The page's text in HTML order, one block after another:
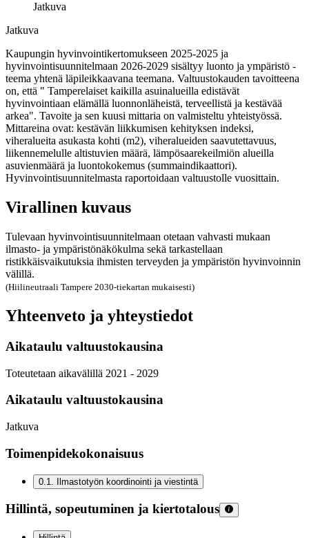
Jatkuva
Jatkuva
Kaupungin hyvinvointikertomukseen 2025-2025 ja
hyvinvointisuunnitelmaan 2026-2029 sisältyy luonto ja ympäristö -
teema yhtenä läpileikkaavana teemana. Valtuustokauden tavoitteena
on, että " Tamperelaiset kaikilla asuinalueilla edistävät
hyvinvointiaan elämällä luonnonläheistä, terveellistä ja kestävää
arkea". Tavoite ja sen kuusi mittaria on valmisteltu yhteistyössä.
Mittareina ovat: kestävän liikkumisen kehityksen indeksi,
viheralueita asukasta kohti (m2), viheralueiden saavutettavuus,
liikennemelulle altistuvien määrä, lämpösaarekeilmiön alueilla
asuvienmäärä ja luontokokemus (summaindikaattori).
Hyvinvointisuunnitelmasta raportoidaan valtuustolle vuosittain.
Virallinen kuvaus
Tulevaan hyvinvointisuunnitelmaan otetaan vahvasti mukaan
ilmasto- ja ympäristönäkökulma sekä tarkastellaan
ristikkäisvaikutuksia ihmisten terveyden ja ympäristön hyvinvoinnin
välillä.
(Hiilineutraali Tampere 2030-tiekartan mukaisesti)
Yhteenveto ja yhteystiedot
Aikataulu valtuustokausina
Toteutetaan aikavälillä 2021 - 2029
Aikataulu valtuustokausina
Jatkuva
Toimenpidekokonaisuus
0.1 Ilmastotyön koordinointi ja viestintä
Hillintä, sopeutuminen ja kiertotalous